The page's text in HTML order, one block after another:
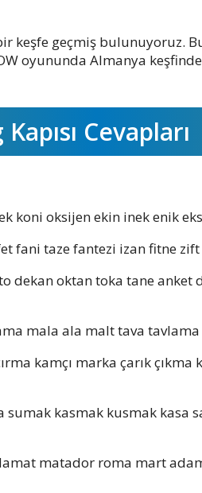
keşfe geçmiş bulunuyoruz.
oyununda Almanya
Cevapları
koni oksijen ekin inek enik
fani taze fantezi izan fitne
dekan oktan toka tane anket
mala ala malt tava
kamçı marka çarık
sumak kasmak kusmak kasa
matador roma mart